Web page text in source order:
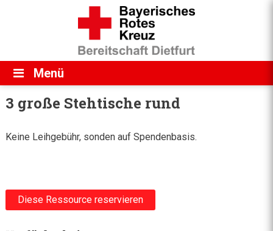
Menü
3 große Stehtische rund
Keine Leihgebühr, sonden auf Spendenbasis.
Diese Ressource reservieren